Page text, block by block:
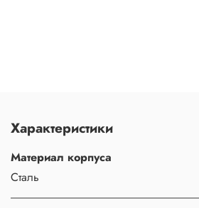
Характеристики
Материал корпуса
Сталь